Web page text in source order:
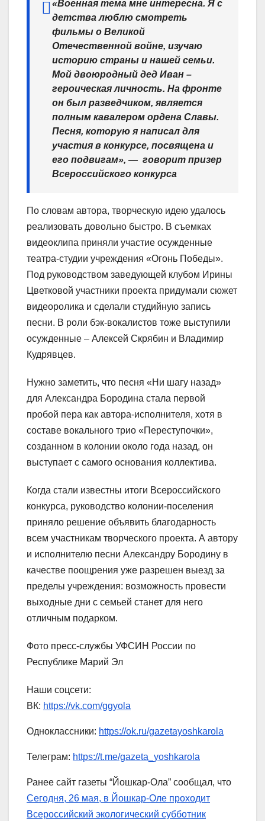
«Военная тема мне интересна. Я с
детства люблю смотреть
фильмы о Великой
Отечественной войне, изучаю
историю страны и нашей семьи.
Мой двоюродный дед Иван –
героическая личность. На фронте
он был разведчиком, является
полным кавалером ордена Славы.
Песня, которую я написал для
участия в конкурсе, посвящена и
его подвигам», — говорит призер
Всероссийского конкурса
По словам автора, творческую идею удалось
реализовать довольно быстро. В съемках
видеоклипа приняли участие осужденные
театра-студии учреждения «Огонь Победы».
Под руководством заведующей клубом Ирины
Цветковой участники проекта придумали сюжет
видеоролика и сделали студийную запись
песни. В роли бэк-вокалистов тоже выступили
осужденные – Алексей Скрябин и Владимир
Кудрявцев.
Нужно заметить, что песня «Ни шагу назад»
для Александра Бородина стала первой
пробой пера как автора-исполнителя, хотя в
составе вокального трио «Переступочки»,
созданном в колонии около года назад, он
выступает с самого основания коллектива.
Когда стали известны итоги Всероссийского
конкурса, руководство колонии-поселения
приняло решение объявить благодарность
всем участникам творческого проекта. А автору
и исполнителю песни Александру Бородину в
качестве поощрения уже разрешен выезд за
пределы учреждения: возможность провести
выходные дни с семьей станет для него
отличным подарком.
Фото пресс-службы УФСИН России по
Республике Марий Эл
Наши соцсети:
ВК: https://vk.com/ggyola
Одноклассники: https://ok.ru/gazetayoshkarola
Телеграм: https://t.me/gazeta_yoshkarola
Ранее сайт газеты “Йошкар-Ола” сообщал, что
Сегодня, 26 мая, в Йошкар-Оле проходит
Всероссийский экологический субботник